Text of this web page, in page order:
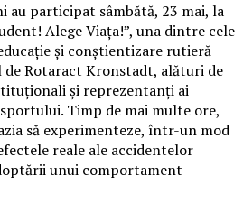
au participat sâmbătă, 23 mai, la
Alege Viața!”, una dintre cele
și conștientizare rutieră
Rotaract Kronstadt, alături de
și reprezentanți ai
Timp de mai multe ore,
să experimenteze, într-un mod
reale ale accidentelor
unui comportament